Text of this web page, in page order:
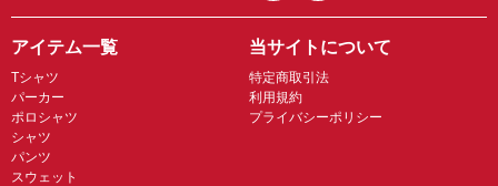
アイテム一覧
Tシャツ
パーカー
ポロシャツ
シャツ
パンツ
スウェット
当サイトについて
特定商取引法
利用規約
プライバシーポリシー